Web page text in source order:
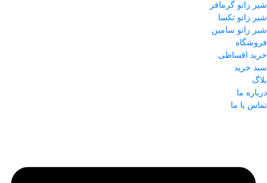
شیر زانو گرمافر
شیر زانو تکسا
شیر زانو سامین
فروشگاه
خرید اقساطی
سبد خرید
بلاگ
درباره ما
تماس با ما